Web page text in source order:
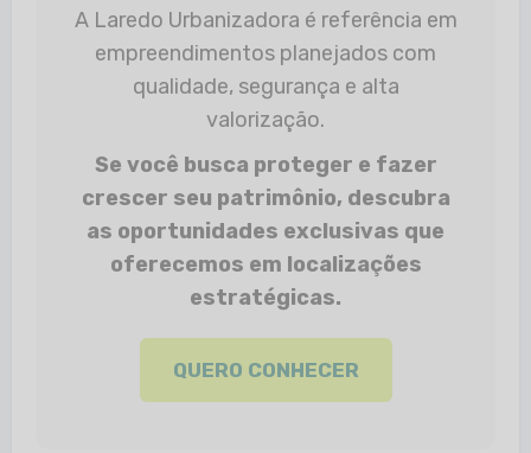
A Laredo Urbanizadora é referência em
empreendimentos planejados com
qualidade, segurança e alta
valorização.
Se você busca proteger e fazer
crescer seu patrimônio, descubra
as oportunidades exclusivas que
oferecemos em localizações
estratégicas.
QUERO CONHECER